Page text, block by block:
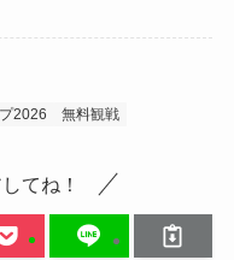
2026 無料観戦